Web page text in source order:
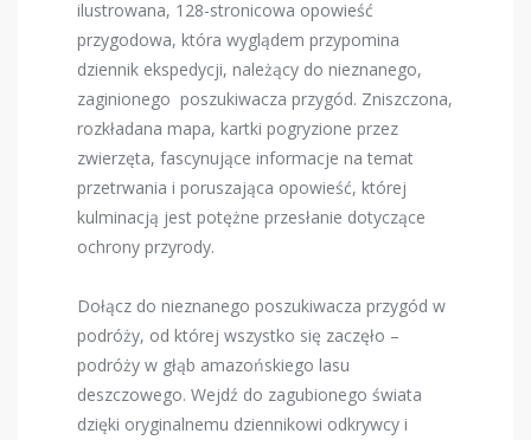
ilustrowana, 128-stronicowa opowieść
przygodowa, która wyglądem przypomina
dziennik ekspedycji, należący do nieznanego,
zaginionego poszukiwacza przygód. Zniszczona,
rozkładana mapa, kartki pogryzione przez
zwierzęta, fascynujące informacje na temat
przetrwania i poruszająca opowieść, której
kulminacją jest potężne przesłanie dotyczące
ochrony przyrody.
Dołącz do nieznanego poszukiwacza przygód w
podróży, od której wszystko się zaczęło –
podróży w głąb amazońskiego lasu
deszczowego. Wejdź do zagubionego świata
dzięki oryginalnemu dziennikowi odkrywcy i